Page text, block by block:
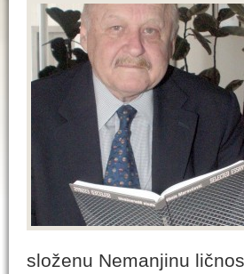
složenu Nemanjinu